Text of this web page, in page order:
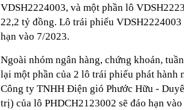
VDSH2224003, và một phần lô
22,2 tỷ đồng. Lô trái phiếu
hạn vào 7/2023.
Ngoài nhóm ngân hàng, chứng khoán,
lại một phần của 2 lô trái phiếu phát hành
Công ty TNHH Điện gió Phước Hữu -
trị) của lô PHDCH2123002 sẽ đáo hạn